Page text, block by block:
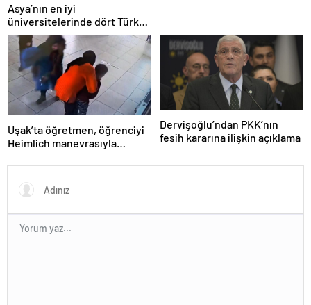
Asya’nın en iyi
üniversitelerinde dört Türk
okulu ilk 100’de
Uşak’ta öğretmen, öğrenciyi
Heimlich manevrasıyla
Dervişoğlu’ndan PKK’nın
fesih kararına ilişkin açıklama